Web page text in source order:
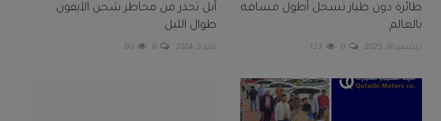
طائرة دون طيار تسجل أطول مسافة
بالعالم
ديسمبر 30, 2025 0
123
آبل تحذر من مخاطر شحن الآيفون
طوال الليل
مايو 3, 2024 0
80